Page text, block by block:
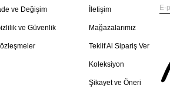
ve Değişim
ve Güvenlik
İletişim
Mağazalarımız
Teklif Al Sipariş Ver
Koleksiyon
Şikayet ve Öneri